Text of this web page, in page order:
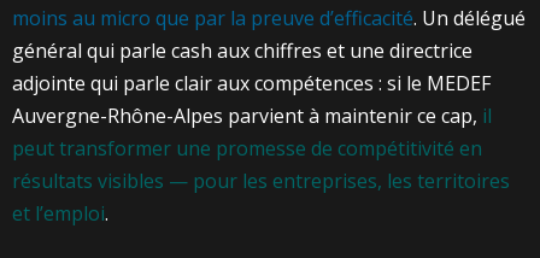
moins au micro que par la preuve d’efficacité. Un délégué
général qui parle cash aux chiffres et une directrice
adjointe qui parle clair aux compétences : si le MEDEF
Auvergne-Rhône-Alpes parvient à maintenir ce cap, il
peut transformer une promesse de compétitivité en
résultats visibles — pour les entreprises, les territoires
et l’emploi.